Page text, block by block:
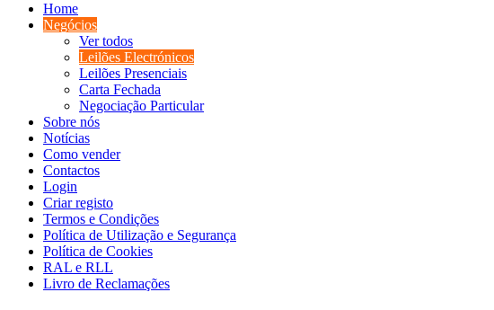
Home
Negócios
Ver todos
Leilões Electrónicos
Leilões Presenciais
Carta Fechada
Negociação Particular
Sobre nós
Notícias
Como vender
Contactos
Login
Criar registo
Termos e Condições
Política de Utilização e Segurança
Política de Cookies
RAL e RLL
Livro de Reclamações